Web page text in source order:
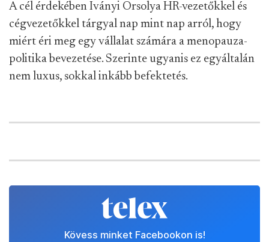
A cél érdekében Iványi Orsolya HR-vezetőkkel és
cégvezetőkkel tárgyal nap mint nap arról, hogy
miért éri meg egy vállalat számára a menopauza-
politika bevezetése. Szerinte ugyanis ez egyáltalán
nem luxus, sokkal inkább befektetés.
Kövess minket Facebookon is!